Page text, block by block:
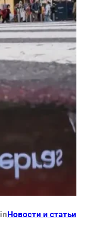
inНовости и статьи